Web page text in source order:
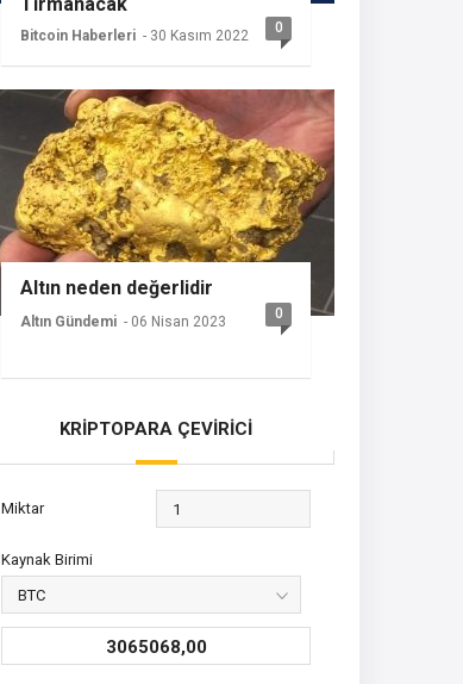
Bitcoin Haberleri - 30 Kasım 2022 0
Altın neden değerlidir
Altın Gündemi - 06 Nisan 2023 0
KRİPTOPARA ÇEVİRİCİ
Miktar
Kaynak Birimi
3065068,00